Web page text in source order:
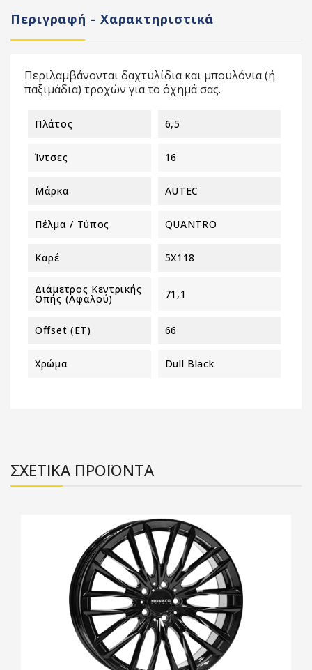
Περιγραφή - Χαρακτηριστικά
Περιλαμβάνονται δαχτυλίδια και μπουλόνια (ή
παξιμάδια) τροχών για το όχημά σας.
Πλάτος 6,5
Ίντσες 16
Μάρκα AUTEC
Πέλμα / Τύπος QUANTRO
Καρέ 5X118
Διάμετρος Κεντρικής
Οπής (αφαλού) 71,1
Offset (ET) 66
Χρώμα Dull Black
ΣΧΕΤΙΚΑ ΠΡΟΪΟΝΤΑ